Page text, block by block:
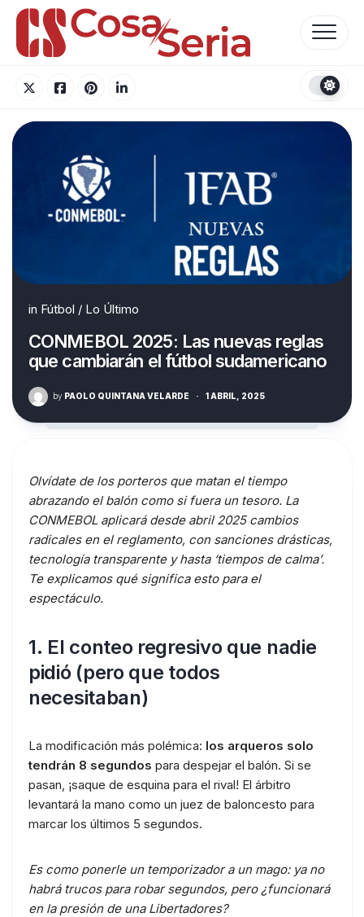
Skip
content
in Fútbol / Lo Último
CONMEBOL 2025: Las nuevas reglas
que cambiarán el fútbol sudamericano
by PAOLO QUINTANA VELARDE · 1 ABRIL, 2025
Olvídate de los porteros que matan el tiempo
abrazando el balón como si fuera un tesoro. La
CONMEBOL aplicará desde abril 2025 cambios
radicales en el reglamento, con sanciones drásticas,
tecnología transparente y hasta ‘tiempos de calma’.
Te explicamos qué significa esto para el
espectáculo.
1. El conteo regresivo que nadie
pidió (pero que todos
necesitaban)
La modificación más polémica: los arqueros solo
tendrán 8 segundos para despejar el balón. Si se
pasan, ¡saque de esquina para el rival! El árbitro
levantará la mano como un juez de baloncesto para
marcar los últimos 5 segundos.
Es como ponerle un temporizador a un mago: ya no
habrá trucos para robar segundos, pero ¿funcionará
en la presión de una Libertadores?